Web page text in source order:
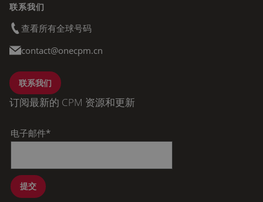
联系我们
查看所有全球号码
contact@onecpm.cn
联系我们
订阅最新的 CPM 资源和更新
电子邮件*
提交